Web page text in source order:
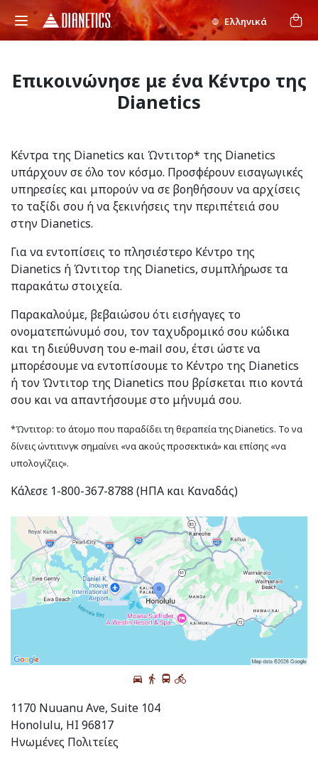
Ελληνικά
Επικοινώνησε με ένα Κέντρο της
Dianetics
Κέντρα της Dianetics και Ώντιτορ* της Dianetics
υπάρχουν σε όλο τον κόσμο. Προσφέρουν εισαγωγικές
υπηρεσίες και μπορούν να σε βοηθήσουν να αρχίσεις
το ταξίδι σου ή να ξεκινήσεις την περιπέτειά σου
στην Dianetics.
Για να εντοπίσεις το πλησιέστερο Κέντρο της
Dianetics ή Ώντιτορ της Dianetics, συμπλήρωσε τα
παρακάτω στοιχεία.
Παρακαλούμε, βεβαιώσου ότι εισήγαγες το
ονοματεπώνυμό σου, τον ταχυδρομικό σου κώδικα
και τη διεύθυνση του e‑mail σου, έτσι ώστε να
μπορέσουμε να εντοπίσουμε το Κέντρο της Dianetics
ή τον Ώντιτορ της Dianetics που βρίσκεται πιο κοντά
σου και να απαντήσουμε στο μήνυμά σου.
*Ώντιτορ: το άτομο που παραδίδει τη θεραπεία της Dianetics. Το να
δίνεις ώντιτινγκ σημαίνει «να ακούς προσεκτικά» και επίσης «να
υπολογίζεις».
Κάλεσε 1-800-367-8788 (ΗΠΑ και Καναδάς)
1170 Nuuanu Ave, Suite 104
Honolulu, HI 96817
Ηνωμένες Πολιτείες